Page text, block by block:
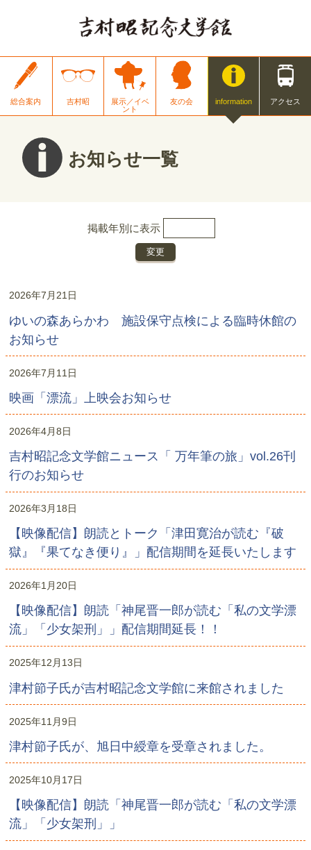
総合案内 吉村昭
展示／イベ
ント
友の会 information アクセス
お知らせ一覧
掲載年別に表示
2026年7月21日
ゆいの森あらかわ 施設保守点検による臨時休館の
お知らせ
2026年7月11日
映画「漂流」上映会お知らせ
2026年4月8日
吉村昭記念文学館ニュース「 万年筆の旅」vol.26刊
行のお知らせ
2026年3月18日
【映像配信】朗読とトーク「津田寛治が読む『破
獄』『果てなき便り』」配信期間を延長いたします
2026年1月20日
【映像配信】朗読「神尾晋一郎が読む「私の文学漂
流」「少女架刑」」配信期間延長！！
2025年12月13日
津村節子氏が吉村昭記念文学館に来館されました
2025年11月9日
津村節子氏が、旭日中綬章を受章されました。
2025年10月17日
【映像配信】朗読「神尾晋一郎が読む「私の文学漂
流」「少女架刑」」